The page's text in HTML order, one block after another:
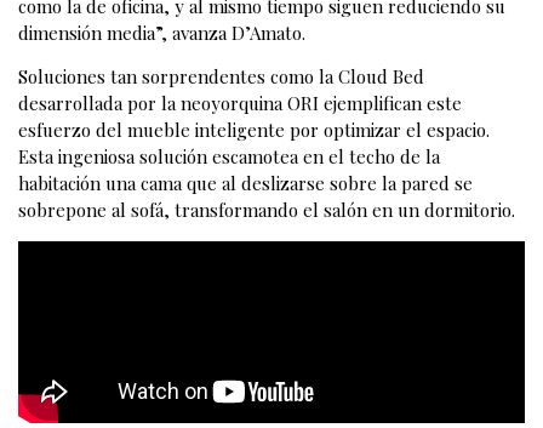
como la de oficina, y al mismo tiempo siguen reduciendo su
dimensión media”, avanza D’Amato.
Soluciones tan sorprendentes como la Cloud Bed
desarrollada por la neoyorquina ORI ejemplifican este
esfuerzo del mueble inteligente por optimizar el espacio.
Esta ingeniosa solución escamotea en el techo de la
habitación una cama que al deslizarse sobre la pared se
sobrepone al sofá, transformando el salón en un dormitorio.